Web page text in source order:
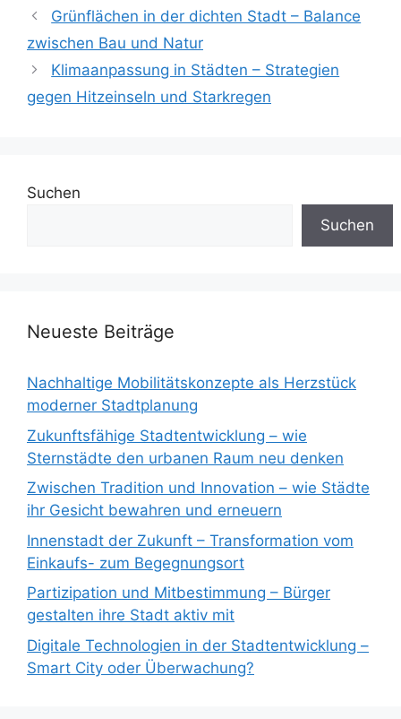
Grünflächen in der dichten Stadt – Balance
zwischen Bau und Natur
Klimaanpassung in Städten – Strategien
gegen Hitzeinseln und Starkregen
Suchen
Suchen
Neueste Beiträge
Nachhaltige Mobilitätskonzepte als Herzstück
moderner Stadtplanung
Zukunftsfähige Stadtentwicklung – wie
Sternstädte den urbanen Raum neu denken
Zwischen Tradition und Innovation – wie Städte
ihr Gesicht bewahren und erneuern
Innenstadt der Zukunft – Transformation vom
Einkaufs- zum Begegnungsort
Partizipation und Mitbestimmung – Bürger
gestalten ihre Stadt aktiv mit
Digitale Technologien in der Stadtentwicklung –
Smart City oder Überwachung?